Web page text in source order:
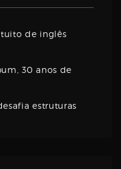
de inglês
30 anos de
estruturas